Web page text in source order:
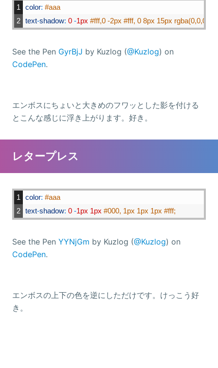
1
2
color: #aaa
text-shadow: 0 -1px #fff,0 -2px #fff, 0 8px 15px
See the Pen GyrBjJ by Kuzlog (@Kuzlog) on
CodePen.
エンボスにちょいと大きめのフワッとした影を付ける
とこんな感じに浮き上がります。好き。
レタープレス
1
2
color: #aaa
text-shadow: 0 -1px 1px #000, 1px 1px 1px #fff;
See the Pen YYNjGm by Kuzlog (@Kuzlog) on
CodePen.
エンボスの上下の色を逆にしただけです。けっこう好
き。